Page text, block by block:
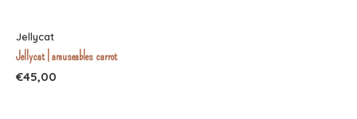
Jellycat
Jellycat | amuseables carrot
€45,00